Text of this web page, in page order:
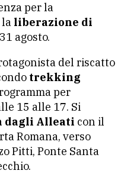
per la
liberazione di
agosto.
del riscatto
trekking
per
15 alle 17. Si
dagli Alleati con il
Romana, verso
Pitti, Ponte Santa